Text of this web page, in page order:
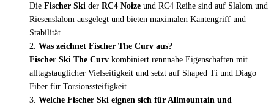
Die Fischer Ski der RC4 Noize und RC4 Reihe sind auf Slalom und
Riesenslalom ausgelegt und bieten maximalen Kantengriff und
Stabilität.
Was zeichnet Fischer The Curv aus?
Fischer Ski The Curv kombiniert rennnahe Eigenschaften mit
alltagstauglicher Vielseitigkeit und setzt auf Shaped Ti und Diago
Fiber für Torsionssteifigkeit.
Welche Fischer Ski eignen sich für Allmountain und